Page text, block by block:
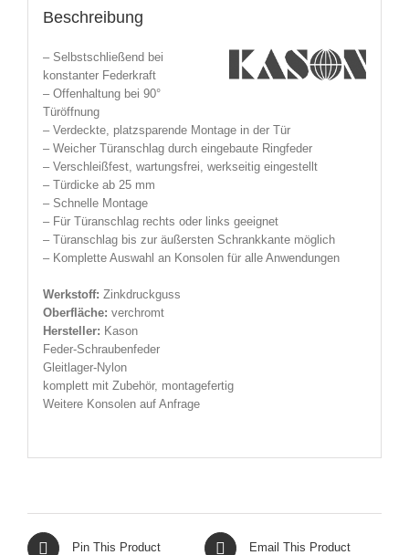
Beschreibung
– Selbstschließend bei
konstanter Federkraft
– Offenhaltung bei 90°
Türöffnung
– Verdeckte, platzsparende Montage in der Tür
– Weicher Türanschlag durch eingebaute Ringfeder
– Verschleißfest, wartungsfrei, werkseitig eingestellt
– Türdicke ab 25 mm
– Schnelle Montage
– Für Türanschlag rechts oder links geeignet
– Türanschlag bis zur äußersten Schrankkante möglich
– Komplette Auswahl an Konsolen für alle Anwendungen
Werkstoff: Zinkdruckguss
Oberfläche: verchromt
Hersteller: Kason
Feder-Schraubenfeder
Gleitlager-Nylon
komplett mit Zubehör, montagefertig
Weitere Konsolen auf Anfrage
Pin This Product Email This Product